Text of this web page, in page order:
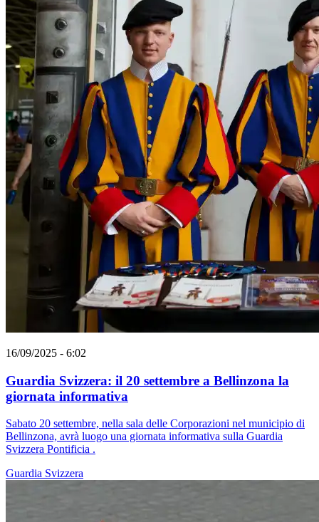
16/09/2025 - 6:02
Guardia Svizzera: il 20 settembre a Bellinzona la
giornata informativa
Sabato 20 settembre, nella sala delle Corporazioni nel municipio di
Bellinzona, avrà luogo una giornata informativa sulla Guardia
Svizzera Pontificia .
Guardia Svizzera